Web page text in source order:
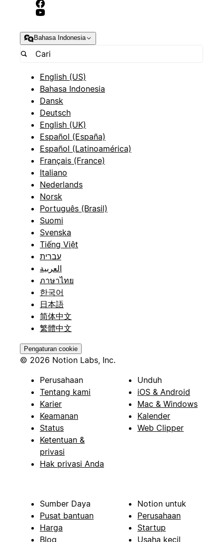
Bahasa Indonesia
English (US)
Bahasa Indonesia
Dansk
Deutsch
English (UK)
Español (España)
Español (Latinoamérica)
Français (France)
Italiano
Nederlands
Norsk
Português (Brasil)
Suomi
Svenska
Tiếng Việt
עברית
العربية
ภาษาไทย
한국어
日本語
简体中文
繁體中文
Pengaturan cookie
© 2026 Notion Labs, Inc.
Perusahaan
Tentang kami
Karier
Keamanan
Status
Ketentuan &
privasi
Hak privasi Anda
Unduh
iOS & Android
Mac & Windows
Kalender
Web Clipper
Sumber Daya
Pusat bantuan
Harga
Blog
Notion untuk
Perusahaan
Startup
Usaha kecil